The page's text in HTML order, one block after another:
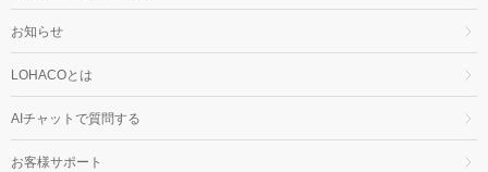
お知らせ
LOHACOとは
AIチャットで質問する
お客様サポート